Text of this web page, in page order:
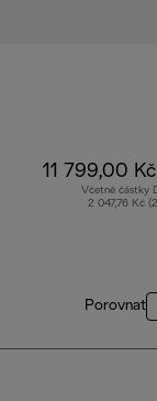
11 799,00 Kč
Včetně částky
2 047,76 Kč
Porovnat